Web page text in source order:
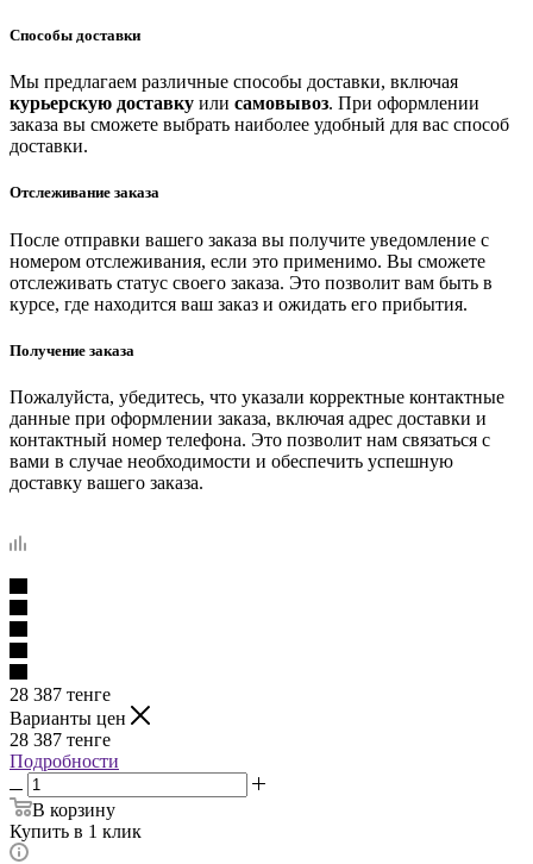
Способы доставки
Мы предлагаем различные способы доставки, включая
курьерскую доставку или самовывоз. При оформлении
заказа вы сможете выбрать наиболее удобный для вас способ
доставки.
Отслеживание заказа
После отправки вашего заказа вы получите уведомление с
номером отслеживания, если это применимо. Вы сможете
отслеживать статус своего заказа. Это позволит вам быть в
курсе, где находится ваш заказ и ожидать его прибытия.
Получение заказа
Пожалуйста, убедитесь, что указали корректные контактные
данные при оформлении заказа, включая адрес доставки и
контактный номер телефона. Это позволит нам связаться с
вами в случае необходимости и обеспечить успешную
доставку вашего заказа.
28 387 тенге
Варианты цен
28 387 тенге
Подробности
В корзину
Купить в 1 клик